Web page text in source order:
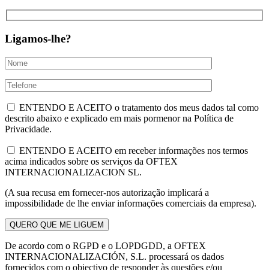
Ligamos-lhe?
ENTENDO E ACEITO o tratamento dos meus dados tal como
descrito abaixo e explicado em mais pormenor na Política de
Privacidade.
ENTENDO E ACEITO em receber informações nos termos
acima indicados sobre os serviços da OFTEX
INTERNACIONALIZACION SL.
(A sua recusa em fornecer-nos autorização implicará a
impossibilidade de lhe enviar informações comerciais da empresa).
De acordo com o RGPD e o LOPDGDD, a OFTEX
INTERNACIONALIZACIÓN, S.L. processará os dados
fornecidos com o objectivo de responder às questões e/ou